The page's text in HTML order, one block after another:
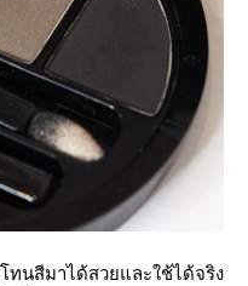
ทนสีมาได้สวยและใช้ได้จริง